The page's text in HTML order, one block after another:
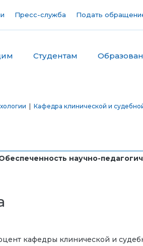
Пресс-служба Подать
Студентам
Кафедра клинической и
научно-
кафедры клинической и